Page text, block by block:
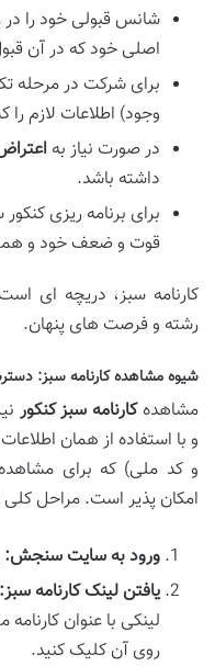
شانس قبولی خود را در
اصلی خود که در آن
برای شرکت در مرحله
وجود) اطلاعات لازم
در صورت نیاز به
داشته باشد.
برای برنامه ریزی
قوت و ضعف خود و
کارنامه سبز، دریچه ای
رشته و فرصت های پنهان.
شیوه مشاهده کارنامه سبز:
مشاهدهکارنامه سبز کنکور
و با استفاده از همان
و کد ملی) که برای مشاهده
امکان پذیر است. مراحل
ورود به سایت سنجش:
یافتن لینک کارنامه سبز:
لینکی با عنوان کارنامه
روی آن کلیک کنید.